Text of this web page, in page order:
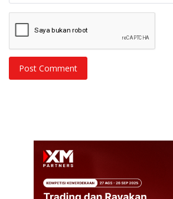
Post Comment